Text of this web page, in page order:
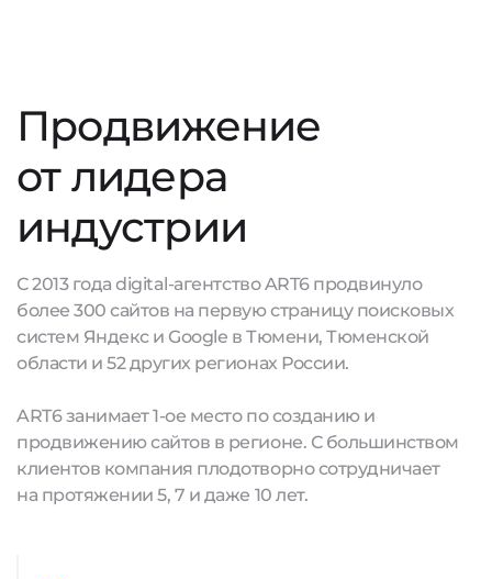
Продвижение
от лидера
индустрии
С 2013 года digital-агентство ART6 продвинуло
более 300 сайтов на первую страницу поисковых
систем Яндекс и Google в Тюмени, Тюменской
области и 52 других регионах России.
ART6 занимает 1-ое место по созданию и
продвижению сайтов в регионе. С большинством
клиентов компания плодотворно сотрудничает
на протяжении 5, 7 и даже 10 лет.